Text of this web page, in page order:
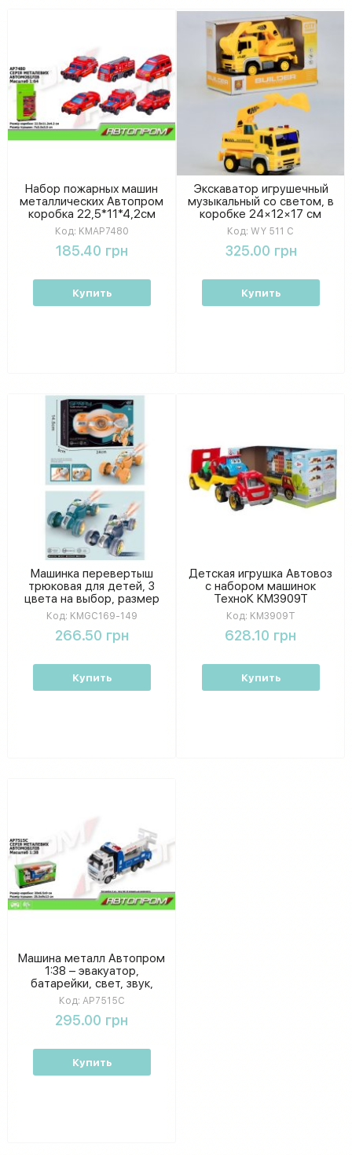
Набор пожарных машин
металлических Автопром
коробка 22,5*11*4,2см
KMAP7480
Код: KMAP7480
185.40 грн
Купить
Экскаватор игрушечный
музыкальный со светом, в
коробке 24×12×17 см
Код: WY 511 С
325.00 грн
Купить
Машинка перевертыш
трюковая для детей, 3
цвета на выбор, размер
игрушки в упаковке 14,5-
8-24 см
Код: KMGC169-149
266.50 грн
Купить
Детская игрушка Автовоз
с набором машинок
ТехноК KM3909T
Код: KM3909T
628.10 грн
Купить
Машина металл Автопром
1:38 – эвакуатор,
батарейки, свет, звук,
коробка 25,5×12×9 см,
спасай и перевозь
Код: AP7515C
295.00 грн
Купить